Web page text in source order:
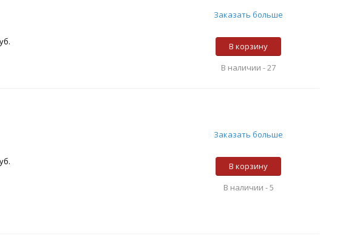
Заказать больше
В корзину
В наличии -27
Заказать больше
В корзину
В наличии -5